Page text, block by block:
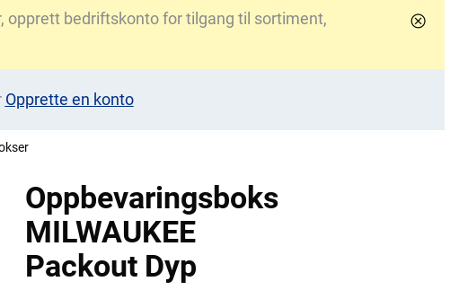
bedriftskonto for tilgang til sortiment,
Opprette en konto
Oppbevaringsboks
MILWAUKEE
Packout Dyp